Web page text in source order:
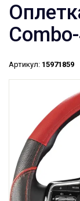
Артикул: 15971859